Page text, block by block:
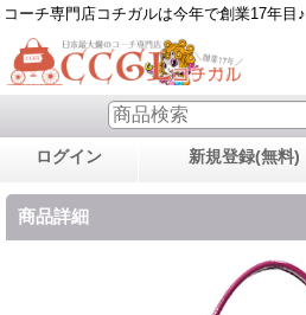
コーチ専門店コチガルは今年で創業17年目♪
ログイン 新規登録(無料)
商品詳細